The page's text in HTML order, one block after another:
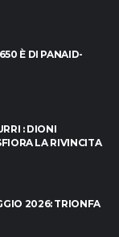
È DI PANAID-
: DIONI
LA RIVINCITA
2026: TRIONFA